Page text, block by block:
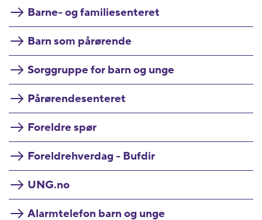
Barne- og familiesenteret
Barn som pårørende
Sorggruppe for barn og unge
Pårørendesenteret
Foreldre spør
Foreldrehverdag - Bufdir
UNG.no
Alarmtelefon barn og unge